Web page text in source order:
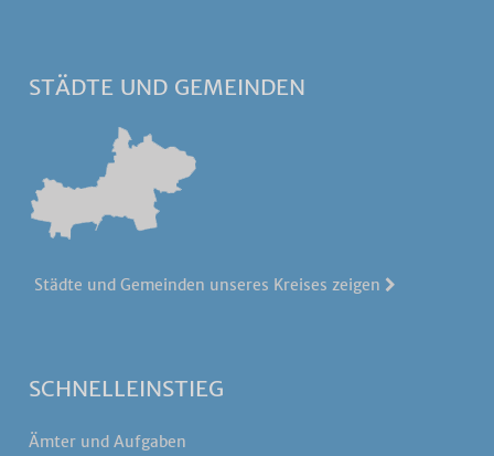
STÄDTE UND GEMEINDEN
Städte und Gemeinden unseres Kreises zeigen
SCHNELLEINSTIEG
Ämter und Aufgaben